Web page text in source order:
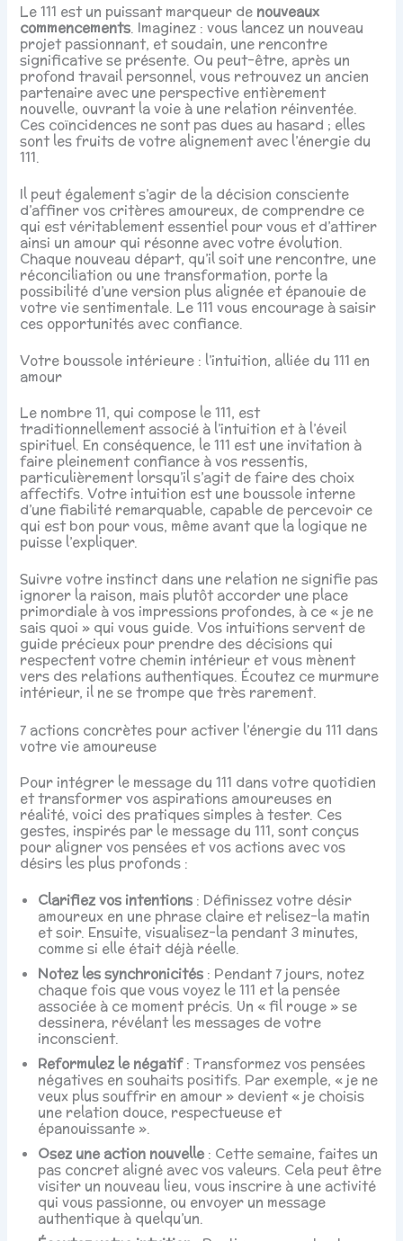
Le 111 est un puissant marqueur de nouveaux
commencements. Imaginez : vous lancez un nouveau
projet passionnant, et soudain, une rencontre
significative se présente. Ou peut-être, après un
profond travail personnel, vous retrouvez un ancien
partenaire avec une perspective entièrement
nouvelle, ouvrant la voie à une relation réinventée.
Ces coïncidences ne sont pas dues au hasard ; elles
sont les fruits de votre alignement avec l’énergie du
111.
Il peut également s’agir de la décision consciente
d’affiner vos critères amoureux, de comprendre ce
qui est véritablement essentiel pour vous et d’attirer
ainsi un amour qui résonne avec votre évolution.
Chaque nouveau départ, qu’il soit une rencontre, une
réconciliation ou une transformation, porte la
possibilité d’une version plus alignée et épanouie de
votre vie sentimentale. Le 111 vous encourage à saisir
ces opportunités avec confiance.
Votre boussole intérieure : l’intuition, alliée du 111 en
amour
Le nombre 11, qui compose le 111, est
traditionnellement associé à l’intuition et à l’éveil
spirituel. En conséquence, le 111 est une invitation à
faire pleinement confiance à vos ressentis,
particulièrement lorsqu’il s’agit de faire des choix
affectifs. Votre intuition est une boussole interne
d’une fiabilité remarquable, capable de percevoir ce
qui est bon pour vous, même avant que la logique ne
puisse l’expliquer.
Suivre votre instinct dans une relation ne signifie pas
ignorer la raison, mais plutôt accorder une place
primordiale à vos impressions profondes, à ce « je ne
sais quoi » qui vous guide. Vos intuitions servent de
guide précieux pour prendre des décisions qui
respectent votre chemin intérieur et vous mènent
vers des relations authentiques. Écoutez ce murmure
intérieur, il ne se trompe que très rarement.
7 actions concrètes pour activer l’énergie du 111 dans
votre vie amoureuse
Pour intégrer le message du 111 dans votre quotidien
et transformer vos aspirations amoureuses en
réalité, voici des pratiques simples à tester. Ces
gestes, inspirés par le message du 111, sont conçus
pour aligner vos pensées et vos actions avec vos
désirs les plus profonds :
Clarifiez vos intentions : Définissez votre désir
amoureux en une phrase claire et relisez-la matin
et soir. Ensuite, visualisez-la pendant 3 minutes,
comme si elle était déjà réelle.
Notez les synchronicités : Pendant 7 jours, notez
chaque fois que vous voyez le 111 et la pensée
associée à ce moment précis. Un « fil rouge » se
dessinera, révélant les messages de votre
inconscient.
Reformulez le négatif: Transformez vos pensées
négatives en souhaits positifs. Par exemple, « je ne
veux plus souffrir en amour » devient « je choisis
une relation douce, respectueuse et
épanouissante ».
Osez une action nouvelle: Cette semaine, faites un
pas concret aligné avec vos valeurs. Cela peut être
visiter un nouveau lieu, vous inscrire à une activité
qui vous passionne, ou envoyer un message
authentique à quelqu’un.